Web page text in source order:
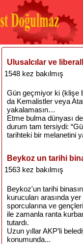
Ulusalcılar ve
1548 kez bakılmış
Gün geçmiyor ki (klişe
da Kemalistler veya
yakalamasın…
Etme bulma dünyası
durum tam tersiydi:
tarihteki bir melanetini
Beykoz un tarihi
1563 kez bakılmış
Beykoz'un tarihi
kurucuları arasında
sporcularına ve
ile zamanla ranta
tutardı.
Uzun yıllar AKP’li
konumunda...